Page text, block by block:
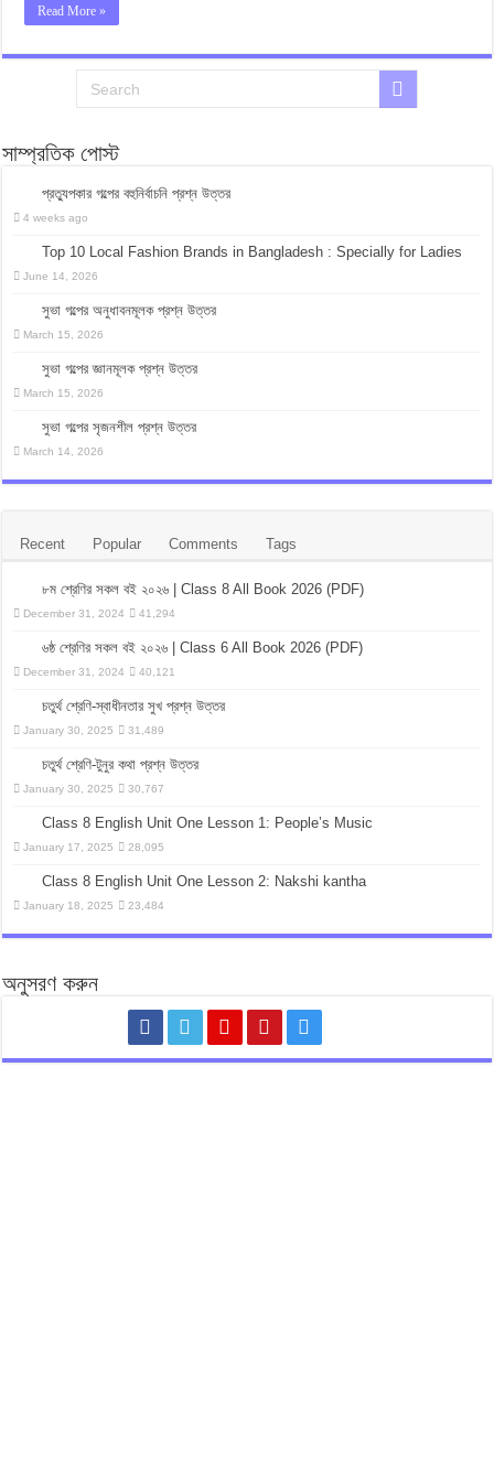
Read More »
সাম্প্রতিক পোস্ট
প্রত্যুপকার গল্পের বহুনির্বাচনি প্রশ্ন উত্তর
4 weeks ago
Top 10 Local Fashion Brands in Bangladesh : Specially for Ladies
June 14, 2026
সুভা গল্পের অনুধাবনমূলক প্রশ্ন উত্তর
March 15, 2026
সুভা গল্পের জ্ঞানমূলক প্রশ্ন উত্তর
March 15, 2026
সুভা গল্পের সৃজনশীল প্রশ্ন উত্তর
March 14, 2026
Recent Popular Comments Tags
৮ম শ্রেণির সকল বই ২০২৬ | Class 8 All Book 2026 (PDF)
December 31, 2024 41,294
৬ষ্ঠ শ্রেণির সকল বই ২০২৬ | Class 6 All Book 2026 (PDF)
December 31, 2024 40,121
চতুর্থ শ্রেণি-স্বাধীনতার সুখ প্রশ্ন উত্তর
January 30, 2025 31,489
চতুর্থ শ্রেণি-টুনুর কথা প্রশ্ন উত্তর
January 30, 2025 30,767
Class 8 English Unit One Lesson 1: People’s Music
January 17, 2025 28,095
Class 8 English Unit One Lesson 2: Nakshi kantha
January 18, 2025 23,484
অনুসরণ করুন